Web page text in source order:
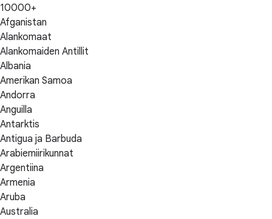
10000+
Afganistan
Alankomaat
Alankomaiden Antillit
Albania
Amerikan Samoa
Andorra
Anguilla
Antarktis
Antigua ja Barbuda
Arabiemiirikunnat
Argentiina
Armenia
Aruba
Australia